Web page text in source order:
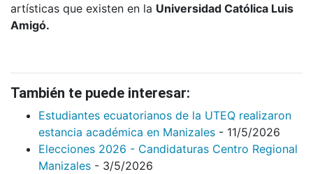
artísticas que existen en la Universidad Católica Luis
Amigó.
También te puede interesar:
Estudiantes ecuatorianos de la UTEQ realizaron
estancia académica en Manizales - 11/5/2026
Elecciones 2026 - Candidaturas Centro Regional
Manizales - 3/5/2026